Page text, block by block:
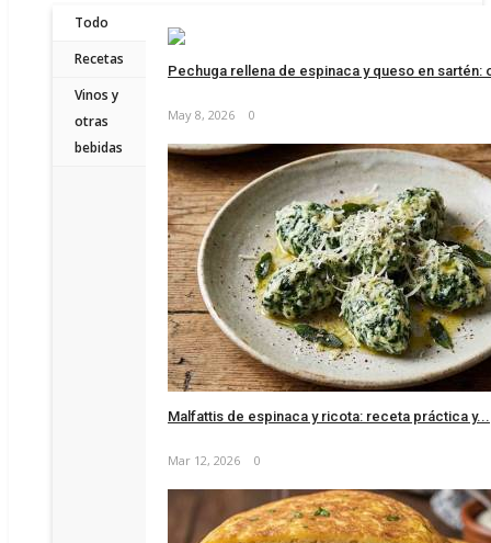
Todo
Recetas
Vinos y
otras
bebidas
Pechuga rellena de espinaca y queso en sartén:
May 8, 2026 0
Malfattis de espinaca y ricota: receta práctica y...
Mar 12, 2026 0